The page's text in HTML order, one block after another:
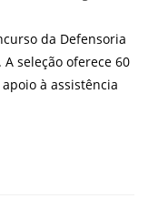
da Defensoria
A seleção oferece 60
à assistência